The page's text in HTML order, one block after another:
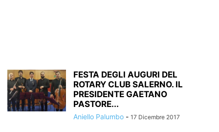
FESTA DEGLI AUGURI DEL
ROTARY CLUB SALERNO. IL
PRESIDENTE GAETANO
PASTORE...
Aniello Palumbo - 17 Dicembre 2017